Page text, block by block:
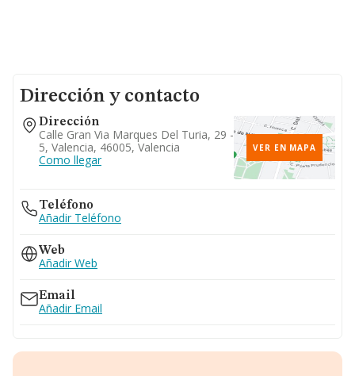
Dirección y contacto
Dirección
Calle Gran Via Marques Del Turia, 29 -
5, Valencia, 46005, Valencia
Como llegar
VER EN MAPA
Teléfono
Añadir Teléfono
Web
Añadir Web
Email
Añadir Email